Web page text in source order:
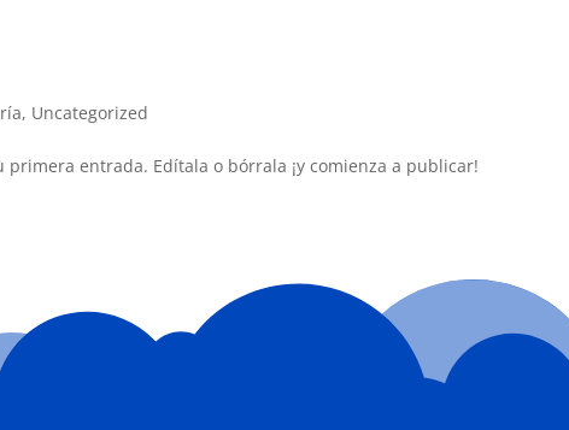
, Uncategorized
primera entrada. Edítala o bórrala ¡y comienza a publicar!